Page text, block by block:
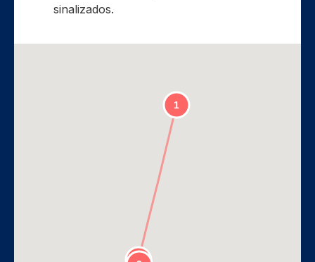
sinalizados.